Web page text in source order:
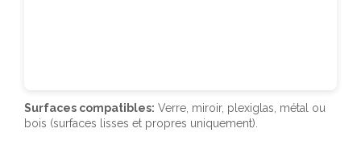
Surfaces compatibles: Verre, miroir, plexiglas, métal ou
bois (surfaces lisses et propres uniquement).